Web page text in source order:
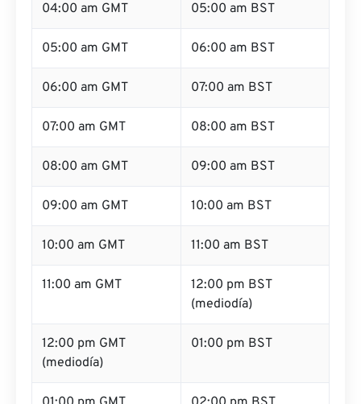
04:00 am GMT 05:00 am BST
05:00 am GMT 06:00 am BST
06:00 am GMT 07:00 am BST
07:00 am GMT 08:00 am BST
08:00 am GMT 09:00 am BST
09:00 am GMT 10:00 am BST
10:00 am GMT 11:00 am BST
11:00 am GMT
12:00 pm BST
(mediodía)
12:00 pm GMT
(mediodía)
01:00 pm BST